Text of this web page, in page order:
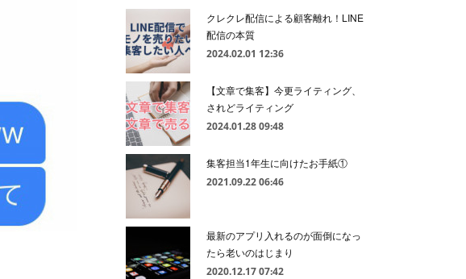
クレクレ配信による顧客離れ！LINE
配信の本質
2024.02.01 12:36
【文章で集客】今更ライティング、
されどライティング
2024.01.28 09:48
集客担当1年生に向けたお手紙①
2021.09.22 06:46
最新のアプリ入れるのが面倒になっ
たら老いのはじまり
2020.12.17 07:42